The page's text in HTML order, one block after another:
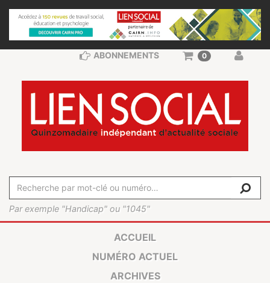
Par exemple "Handicap" ou "1045"
ABONNEMENTS 0
ACCUEIL
NUMÉRO ACTUEL
ARCHIVES